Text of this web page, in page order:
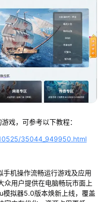
戏，可参考以下教程：
35044_949950.html
机操作流畅运行游戏及应用
众用户提供在电脑畅玩市面上
模拟器5.0版本焕新上线，覆盖